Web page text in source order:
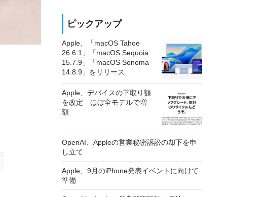
ピックアップ
Apple、「macOS Tahoe
26.6.1」「macOS Sequoia
15.7.9」「macOS Sonoma
14.8.9」をリリース
Apple、デバイスの下取り額
を改定 ほぼ全モデルで増
額
OpenAI、Appleの営業秘密訴訟の却下を申
し立て
Apple、9月のiPhone発表イベントに向けて
準備